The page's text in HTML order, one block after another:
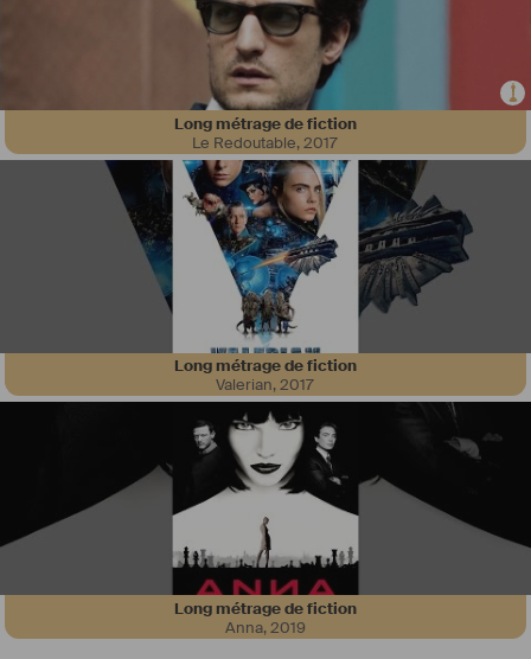
Long métrage de fiction
Le Redoutable,2017
Long métrage de fiction
Valerian,2017
Long métrage de fiction
Anna,2019